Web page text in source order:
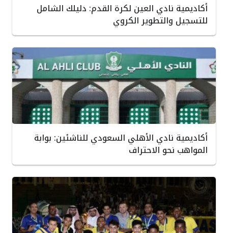
أكاديمية نادي العين لكرة القدم: دليلك الشامل
للتسجيل والتطوير الكروي
أكاديمية نادي الأهلي السعودي للناشئين: بوابة
المواهب نحو الاحتراف